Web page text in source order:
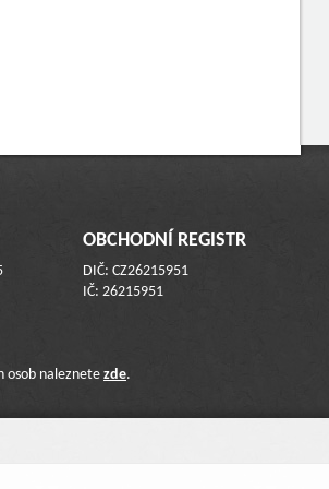
osob naleznete zde.
OBCHODNÍ REGISTR
DIČ: CZ26215951
IČ: 26215951